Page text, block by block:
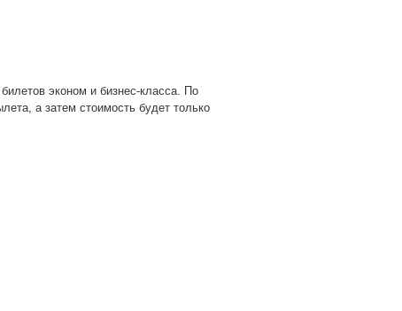
а затем стоимость будет только